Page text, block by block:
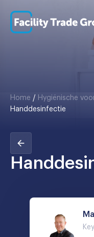
Home / Hygiënische
Handdesinfectie